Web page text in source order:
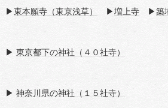
▶ 東本願寺（東京浅草） ▶ 増上寺▶ 築
▶ 東京都下の神社（４０社寺）
▶ 神奈川県の神社（１５社寺）